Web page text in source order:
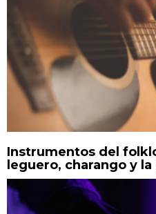
Instrumentos del
leguero, charango y